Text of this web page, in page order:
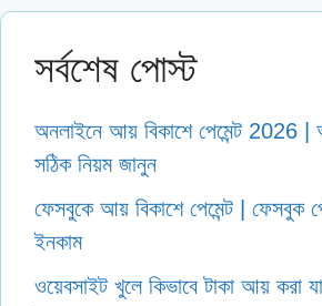
সর্বশেষ পোস্ট
অনলাইনে আয় বিকাশে পেমেন্ট 2026
সঠিক নিয়ম জানুন
ফেসবুকে আয় বিকাশে পেমেন্ট | ফেসবুক
ইনকাম
ওয়েবসাইট খুলে কিভাবে টাকা আয় করা